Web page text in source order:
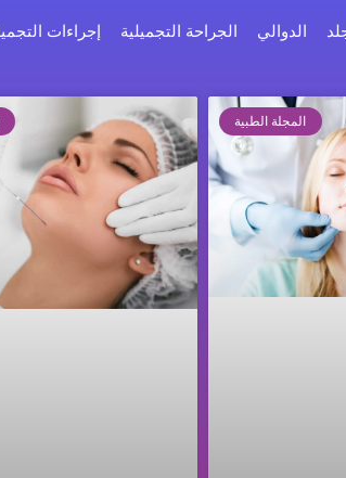
الدوالي الجراحة التجميلية إجراءات
المجلة الطبية